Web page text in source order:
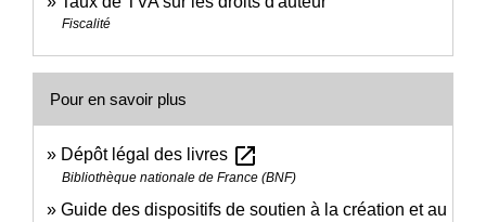
Fiscalité
Pour en savoir plus
Dépôt légal des livres open_in_new
Bibliothèque nationale de France (BNF)
Guide des dispositifs de soutien à la création et au